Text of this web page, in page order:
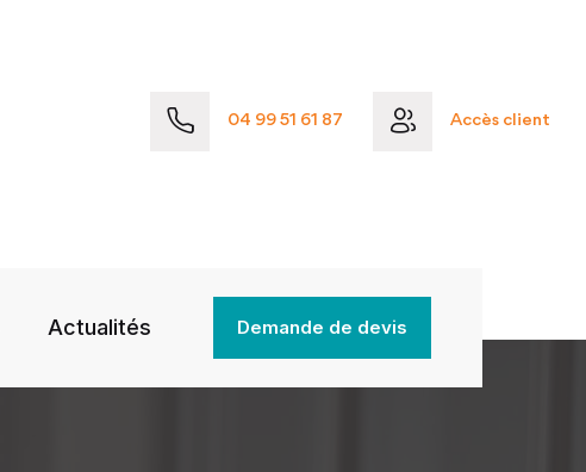
04 99 51 61 87 Accès client
Actualités Demande de devis